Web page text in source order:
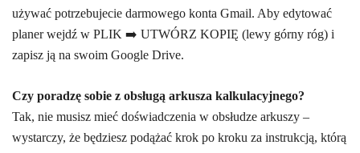
używać potrzebujecie darmowego konta Gmail. Aby edytować
planer wejdź w PLIK ➡️ UTWÓRZ KOPIĘ (lewy górny róg) i
zapisz ją na swoim Google Drive.
Czy poradzę sobie z obsługą arkusza kalkulacyjnego?
Tak, nie musisz mieć doświadczenia w obsłudze arkuszy –
wystarczy, że będziesz podążać krok po kroku za instrukcją, którą